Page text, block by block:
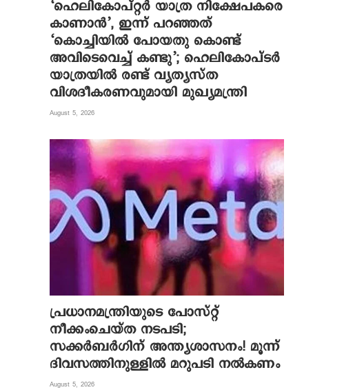
‘ഹെലികോപ്റ്റർ യാത്ര നിക്ഷേപകരെ
കാണാൻ’, ഇന്ന് പറഞ്ഞത്
‘കൊച്ചിയിൽ പോയതു കൊണ്ട്
അവിടെവെച്ച് കണ്ടു’; ഹെലികോപ്ടർ
യാത്രയിൽ രണ്ട് വ്യത്യസ്ത
വിശദീകരണവുമായി മുഖ്യമന്ത്രി
August 5, 2026
പ്രധാനമന്ത്രിയുടെ പോസ്റ്റ്
നീക്കംചെയ്ത നടപടി;
സക്കർബർഗിന് അന്ത്യശാസനം! മൂന്ന്
ദിവസത്തിനുള്ളില്‍ മറുപടി നല്‍കണം
August 5, 2026